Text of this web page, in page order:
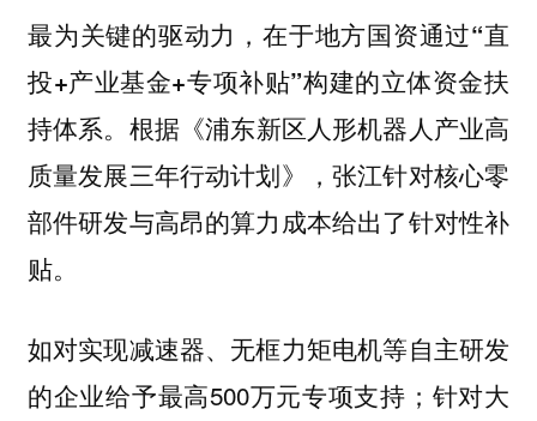
最为关键的驱动力，在于地方国资通过“直
投+产业基金+专项补贴”构建的立体资金扶
持体系。 根据《浦东新区人形机器人产业高
质量发展三年行动计划》，张江针对核心零
部件研发与高昂的算力成本给出了针对性补
贴。
如对实现减速器、无框力矩电机等自主研发
的企业给予最高500万元专项支持；针对大